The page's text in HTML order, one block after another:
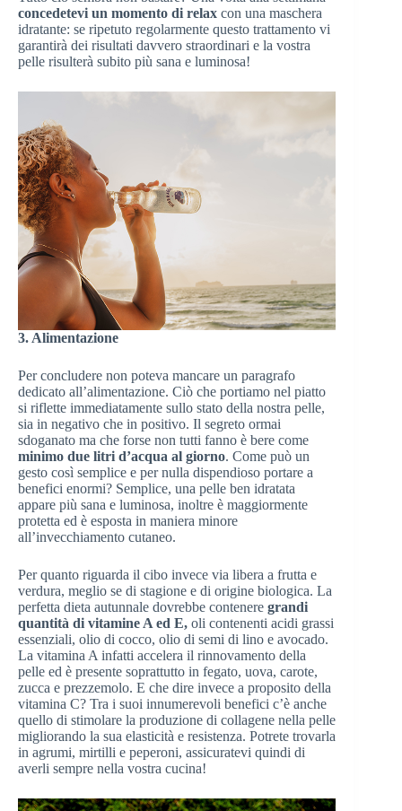
concedetevi un momento di relax con una maschera
idratante: se ripetuto regolarmente questo trattamento vi
garantirà dei risultati davvero straordinari e la vostra
pelle risulterà subito più sana e luminosa!
3. Alimentazione
Per concludere non poteva mancare un paragrafo
dedicato all’alimentazione. Ciò che portiamo nel piatto
si riflette immediatamente sullo stato della nostra pelle,
sia in negativo che in positivo. Il segreto ormai
sdoganato ma che forse non tutti fanno è bere come
minimo due litri d’acqua al giorno. Come può un
gesto così semplice e per nulla dispendioso portare a
benefici enormi? Semplice, una pelle ben idratata
appare più sana e luminosa, inoltre è maggiormente
protetta ed è esposta in maniera minore
all’invecchiamento cutaneo.
Per quanto riguarda il cibo invece via libera a frutta e
verdura, meglio se di stagione e di origine biologica. La
perfetta dieta autunnale dovrebbe contenere grandi
quantità di vitamine A ed E, oli contenenti acidi grassi
essenziali, olio di cocco, olio di semi di lino e avocado.
La vitamina A infatti accelera il rinnovamento della
pelle ed è presente soprattutto in fegato, uova, carote,
zucca e prezzemolo. E che dire invece a proposito della
vitamina C? Tra i suoi innumerevoli benefici c’è anche
quello di stimolare la produzione di collagene nella pelle
migliorando la sua elasticità e resistenza. Potrete trovarla
in agrumi, mirtilli e peperoni, assicuratevi quindi di
averli sempre nella vostra cucina!